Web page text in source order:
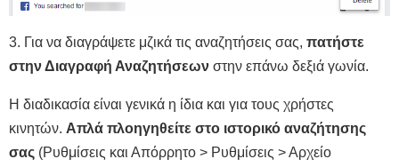
3. Για να διαγράψετε μζικά τις αναζητήσεις σας, πατήστε
στην Διαγραφή Αναζητήσεων στην επάνω δεξιά γωνία.
Η διαδικασία είναι γενικά η ίδια και για τους χρήστες
κινητών. Απλά πλοηγηθείτε στο ιστορικό αναζήτησης
σας (Ρυθμίσεις και Απόρρητο > Ρυθμίσεις > Αρχείο